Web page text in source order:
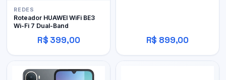
REDES
Roteador HUAWEI WiFi BE3
Wi-Fi 7 Dual-Band
R$ 399,00 R$ 899,00